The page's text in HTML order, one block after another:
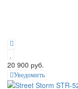
20 900 руб.
Уведомить